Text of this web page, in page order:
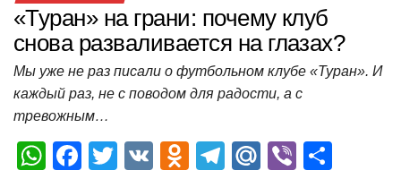
«Туран» на грани: почему клуб
снова разваливается на глазах?
Мы уже не раз писали о футбольном клубе «Туран». И
каждый раз, не с поводом для радости, а с
тревожным…
W
F
T
V
O
T
M
Vi